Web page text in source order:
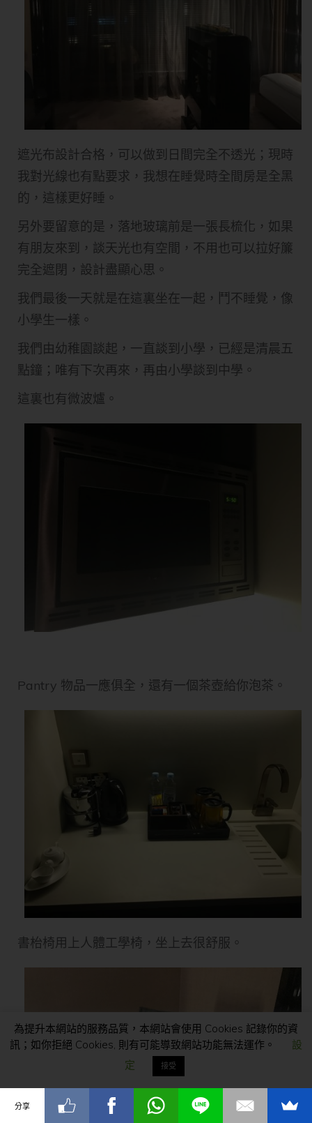
遮光布設計合格，可以做到日間完全不透光；現時
我對光線也有點要求，我想在睡覺時全間房是全黑
的，這樣更好睡。
另外要留意的是，落地玻璃前是一張長梳化，如果
有朋友來到，談天光也有空間，不用也可以拉好簾
完全遮閉，設計盡顯心思。
我們最後一天就是在這裏坐在一起，鬥不睡覺，像
小學生一樣。
我們由幼稚園談起，一直談到小學，已經是清晨五
點鐘；唯有下次再來，再由小學談到中學。
這裏也有微波爐。
Pantry 物品一應俱全，還有一個茶壺給你泡茶。
書枱椅用上人體工學椅，坐上去很舒服。
為提升本網站的服務品質，本網站會使用 Cookies 記錄你的資
訊；如你拒絕 Cookies, 則有可能導致網站功能無法運作。
設
定
接受
分享